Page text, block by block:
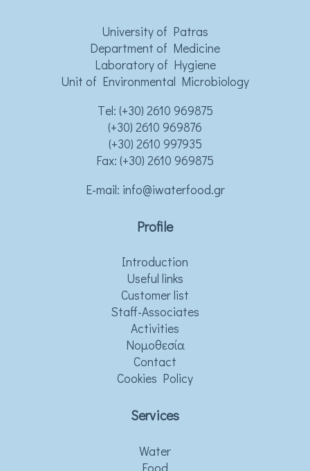
University of Patras
Department of Medicine
Laboratory of Hygiene
Unit of Environmental Microbiology
Τel: (+30) 2610 969875
(+30) 2610 969876
(+30) 2610 997935
Fax: (+30) 2610 969875
Ε-mail: info@iwaterfood.gr
Profile
Introduction
Useful links
Customer list
Staff-Associates
Activities
Νομοθεσία
Contact
Cookies Policy
Services
Water
Food